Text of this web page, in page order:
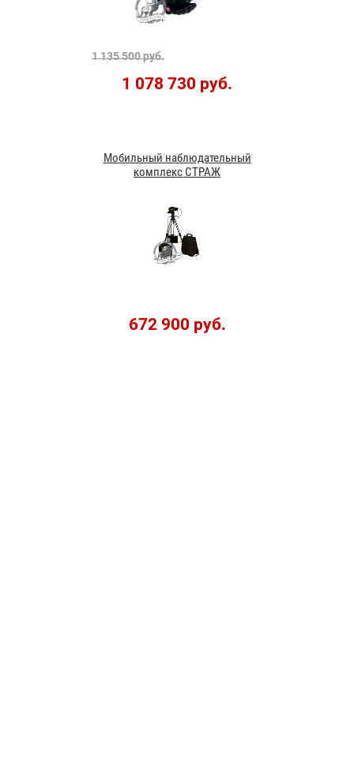
1 135 500 руб.
1 078 730 руб.
Мобильный наблюдательный
комплекс СТРАЖ
672 900 руб.